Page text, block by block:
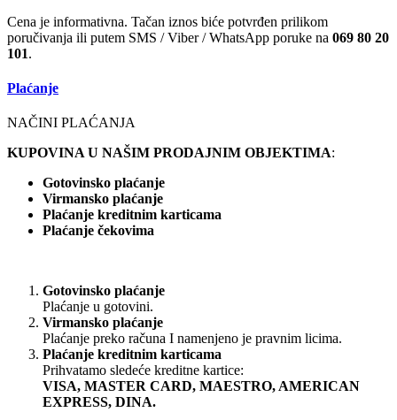
Cena je informativna. Tačan iznos biće potvrđen prilikom
poručivanja ili putem SMS / Viber / WhatsApp poruke na 069 80 20
101.
Plaćanje
NAČINI PLAĆANJA
KUPOVINA U NAŠIM PRODAJNIM OBJEKTIMA:
Gotovinsko plaćanje
Virmansko plaćanje
Plaćanje kreditnim karticama
Plaćanje čekovima
Gotovinsko plaćanje
Plaćanje u gotovini.
Virmansko plaćanje
Plaćanje preko računa I namenjeno je pravnim licima.
Plaćanje kreditnim karticama
Prihvatamo sledeće kreditne kartice:
VISA, MASTER CARD, MAESTRO, AMERICAN
EXPRESS, DINA.